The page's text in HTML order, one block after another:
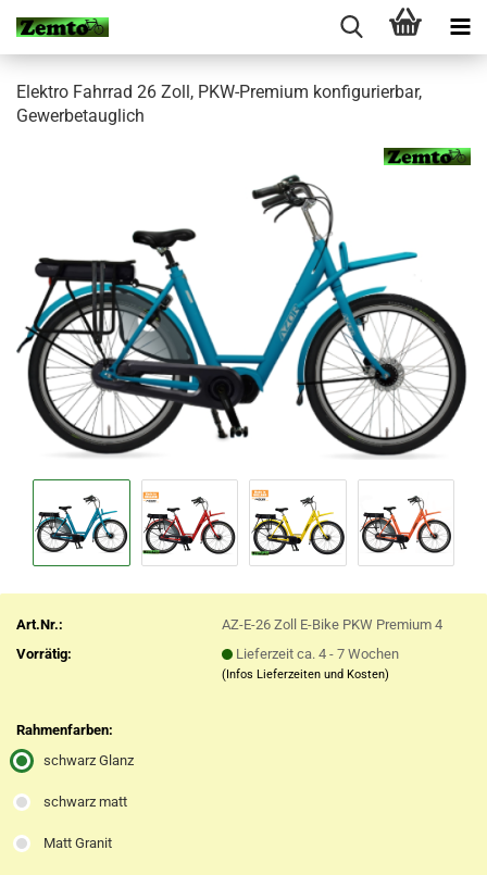
Elektro Fahrrad 26 Zoll, PKW-Premium konfigurierbar,
Gewerbetauglich
Art.Nr.:
AZ-E-26 Zoll E-Bike PKW Premium 4
Vorrätig:
Lieferzeit ca. 4 - 7 Wochen
(Infos Lieferzeiten und Kosten)
Rahmenfarben:
schwarz Glanz
schwarz matt
Matt Granit